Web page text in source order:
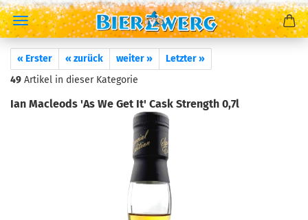
« Erster « zurück weiter »
Letzter »
49 Artikel in dieser Kategorie
Ian Macleods 'As We Get It' Cask Strength 0,7l